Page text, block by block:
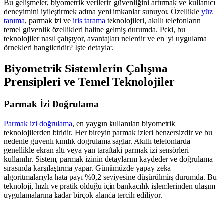
Bu gelişmeler, biyometrik verilerin güvenliğini artırmak ve kullanıcı
deneyimini iyileştirmek adına yeni imkanlar sunuyor. Özellikle yüz
tanıma, parmak izi ve iris tarama teknolojileri, akıllı telefonların
temel güvenlik özellikleri haline gelmiş durumda. Peki, bu
teknolojiler nasıl çalışıyor, avantajları nelerdir ve en iyi uygulama
örnekleri hangileridir? İşte detaylar.
Biyometrik Sistemlerin Çalışma
Prensipleri ve Temel Teknolojiler
Parmak İzi Doğrulama
Parmak izi doğrulama, en yaygın kullanılan biyometrik
teknolojilerden biridir. Her bireyin parmak izleri benzersizdir ve bu
nedenle güvenli kimlik doğrulama sağlar. Akıllı telefonlarda
genellikle ekran altı veya yan taraftaki parmak izi sensörleri
kullanılır. Sistem, parmak izinin detaylarını kaydeder ve doğrulama
sırasında karşılaştırma yapar. Günümüzde yapay zeka
algoritmalarıyla hata payı %0,2 seviyesine düşürülmüş durumda. Bu
teknoloji, hızlı ve pratik olduğu için bankacılık işlemlerinden ulaşım
uygulamalarına kadar birçok alanda tercih ediliyor.